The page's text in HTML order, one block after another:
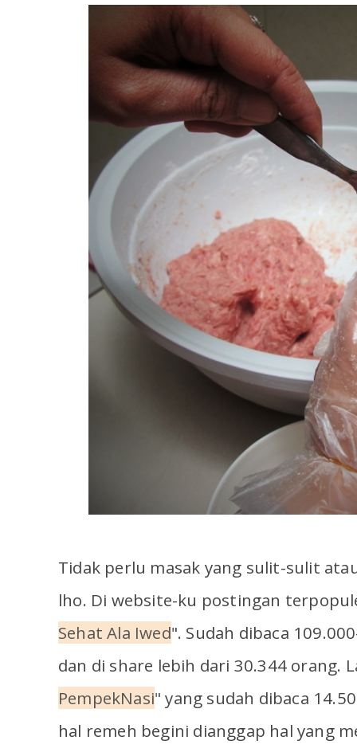
Tidak perlu masak yang sulit-sulit
lho. Di website-ku postingan
Sehat Ala Iwed". Sudah dibaca
dan di share lebih dari 30.344 orang.
PempekNasi" yang sudah dibaca
hal remeh begini dianggap hal yang